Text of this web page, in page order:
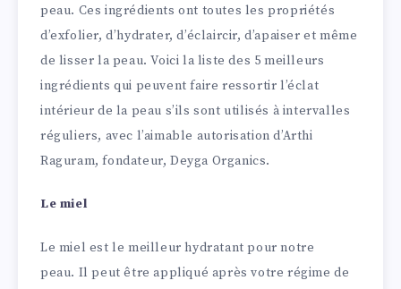
peau. Ces ingrédients ont toutes les propriétés
d’exfolier, d’hydrater, d’éclaircir, d’apaiser et même
de lisser la peau. Voici la liste des 5 meilleurs
ingrédients qui peuvent faire ressortir l’éclat
intérieur de la peau s’ils sont utilisés à intervalles
réguliers, avec l’aimable autorisation d’Arthi
Raguram, fondateur, Deyga Organics.
Le miel
Le miel est le meilleur hydratant pour notre
peau. Il peut être appliqué après votre régime de